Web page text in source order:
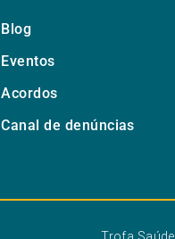
Blog
Eventos
Acordos
Canal de denúncias